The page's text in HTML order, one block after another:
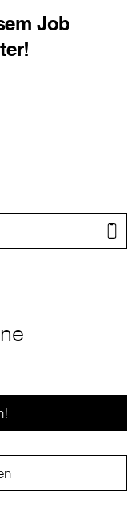
Job